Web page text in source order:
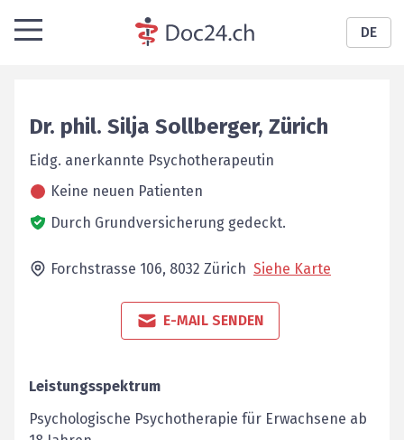
DE
Dr. phil. Silja Sollberger, Zürich
Eidg. anerkannte Psychotherapeutin
Keine neuen Patienten
Durch Grundversicherung gedeckt.
Forchstrasse 106, 8032 Zürich Siehe Karte
E-MAIL SENDEN
Leistungsspektrum
Psychologische Psychotherapie für Erwachsene ab